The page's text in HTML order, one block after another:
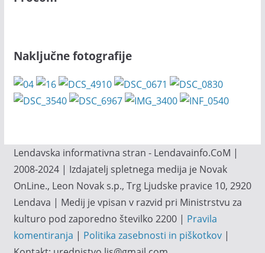
Naključne fotografije
Lendavska informativna stran - Lendavainfo.CoM |
2008-2024 | Izdajatelj spletnega medija je Novak
OnLine., Leon Novak s.p., Trg Ljudske pravice 10, 2920
Lendava | Medij je vpisan v razvid pri Ministrstvu za
kulturo pod zaporedno številko 2200 | Pravila
komentiranja | Politika zasebnosti in piškotkov|